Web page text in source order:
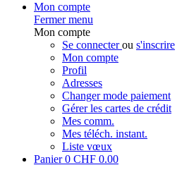
Mon compte
Fermer menu
Mon compte
Se connecterou s'inscrire
Mon compte
Profil
Adresses
Changer mode paiement
Gérer les cartes de crédit
Mes comm.
Mes téléch. instant.
Liste vœux
Panier0 CHF 0.00